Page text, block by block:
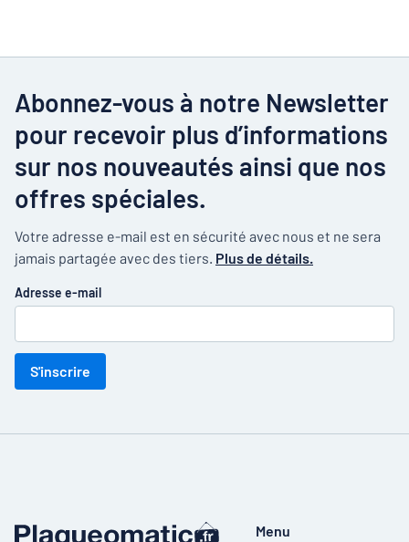
Abonnez-vous à notre Newsletter
pour recevoir plus d’informations
sur nos nouveautés ainsi que nos
offres spéciales.
Votre adresse e-mail est en sécurité avec nous et ne sera
jamais partagée avec des tiers. Plus de détails.
Adresse e-mail
S'inscrire
Menu